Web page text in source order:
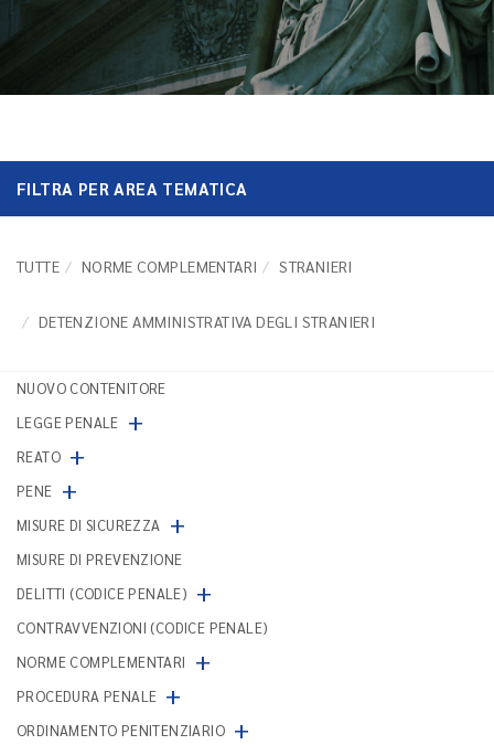
FILTRA PER AREA TEMATICA
TUTTE NORME COMPLEMENTARI STRANIERI
DETENZIONE AMMINISTRATIVA DEGLI STRANIERI
NUOVO CONTENITORE
LEGGE PENALE +
REATO +
PENE +
MISURE DI SICUREZZA +
MISURE DI PREVENZIONE
DELITTI (CODICE PENALE) +
CONTRAVVENZIONI (CODICE PENALE)
NORME COMPLEMENTARI
+
PROCEDURA PENALE +
ORDINAMENTO PENITENZIARIO +